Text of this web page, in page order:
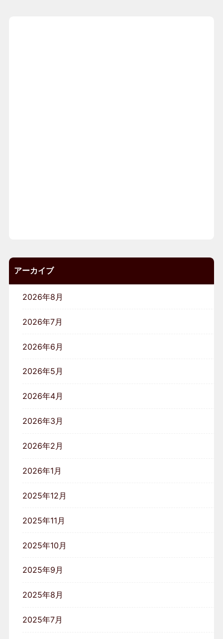
アーカイブ
2026年8月
2026年7月
2026年6月
2026年5月
2026年4月
2026年3月
2026年2月
2026年1月
2025年12月
2025年11月
2025年10月
2025年9月
2025年8月
2025年7月